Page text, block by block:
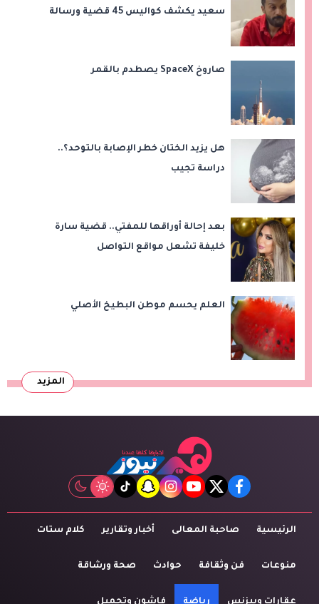
سعيد يكشف كواليس 45 قضية ورسالة
صاروخ SpaceX يصطدم بالقمر
هل يزيد الختان خطر الإصابة بالتوحد؟..
دراسة تجيب
بعد إحالة أوراقها للمفتي.. قضية سارة
خليفة تشعل مواقع التواصل
العلم يحسم موطن البطيخ الأصلي
المزيد
facebook
twitter
youtube
instagram
snapchat
tiktok
الرئيسية صاحبة المعالى أخبار وتقارير كلام ستات
منوعات فن وثقافة حوادث صحة ورشاقة
عقارات وبيزنس رياضة فاشون وتجميل